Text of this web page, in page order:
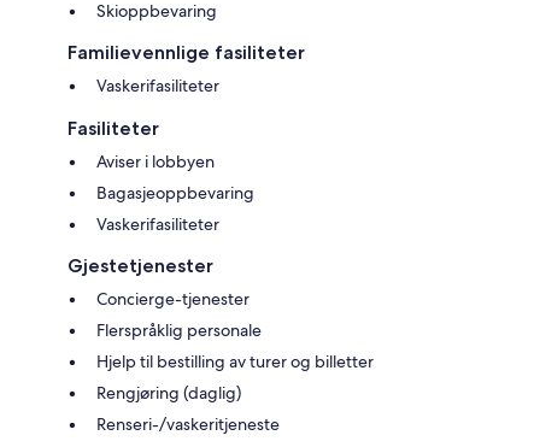
Skioppbevaring
Familievennlige fasiliteter
Vaskerifasiliteter
Fasiliteter
Aviser i lobbyen
Bagasjeoppbevaring
Vaskerifasiliteter
Gjestetjenester
Concierge-tjenester
Flerspråklig personale
Hjelp til bestilling av turer og billetter
Rengjøring (daglig)
Renseri-/vaskeritjeneste